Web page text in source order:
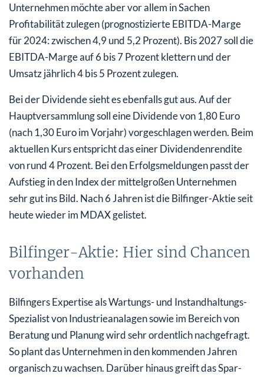
Unternehmen möchte aber vor allem in Sachen
Profitabilität zulegen (prognostizierte EBITDA-Marge
für 2024: zwischen 4,9 und 5,2 Prozent). Bis 2027 soll die
EBITDA-Marge auf 6 bis 7 Prozent klettern und der
Umsatz jährlich 4 bis 5 Prozent zulegen.
Bei der Dividende sieht es ebenfalls gut aus. Auf der
Hauptversammlung soll eine Dividende von 1,80 Euro
(nach 1,30 Euro im Vorjahr) vorgeschlagen werden. Beim
aktuellen Kurs entspricht das einer Dividendenrendite
von rund 4 Prozent. Bei den Erfolgsmeldungen passt der
Aufstieg in den Index der mittelgroßen Unternehmen
sehr gut ins Bild. Nach 6 Jahren ist die Bilfinger-Aktie seit
heute wieder im MDAX gelistet.
Bilfinger-Aktie: Hier sind Chancen
vorhanden
Bilfingers Expertise als Wartungs- und Instandhaltungs-
Spezialist von Industrieanalagen sowie im Bereich von
Beratung und Planung wird sehr ordentlich nachgefragt.
So plant das Unternehmen in den kommenden Jahren
organisch zu wachsen. Darüber hinaus greift das Spar-